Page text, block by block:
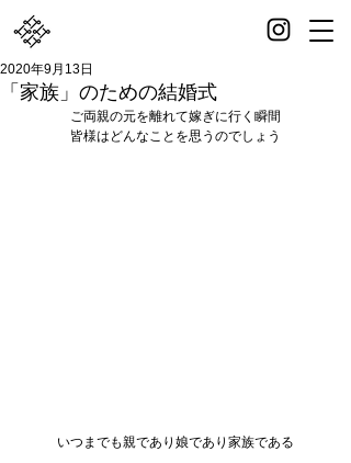
「家族」のための結婚式
2020年9月13日
ご両親の元を離れて嫁ぎに行く瞬間
皆様はどんなことを思うのでしょう
いつまでも親であり娘であり家族である